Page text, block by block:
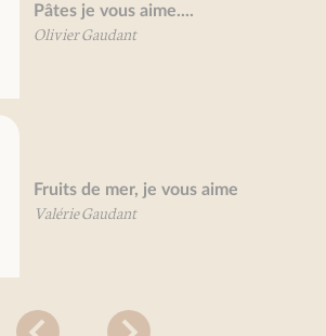
Pâtes je vous aime....
Olivier Gaudant
Fruits de mer, je vous aime
Valérie Gaudant